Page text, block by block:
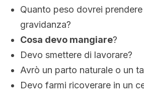
Quanto peso dovrei
gravidanza?
Cosa devo mangiare?
Devo smettere di lavorare?
Avrò un parto naturale o un
Devo farmi ricoverare in un